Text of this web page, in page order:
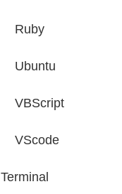
Ruby
Ubuntu
VBScript
VScode
Terminal